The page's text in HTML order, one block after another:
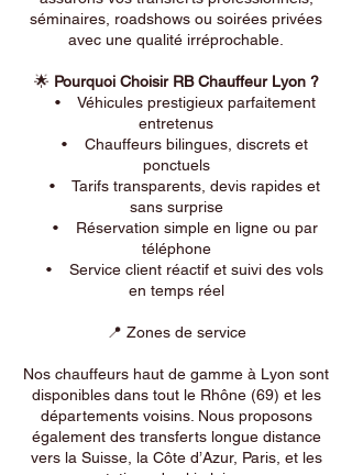
séminaires, roadshows ou soirées privées
avec une qualité irréprochable.
🌟 Pourquoi Choisir RB Chauffeur Lyon ?
• Véhicules prestigieux parfaitement
entretenus
• Chauffeurs bilingues, discrets et
ponctuels
• Tarifs transparents, devis rapides et
sans surprise
• Réservation simple en ligne ou par
téléphone
• Service client réactif et suivi des vols
en temps réel
📍 Zones de service
Nos chauffeurs haut de gamme à Lyon sont
disponibles dans tout le Rhône (69) et les
départements voisins. Nous proposons
également des transferts longue distance
vers la Suisse, la Côte d’Azur, Paris, et les